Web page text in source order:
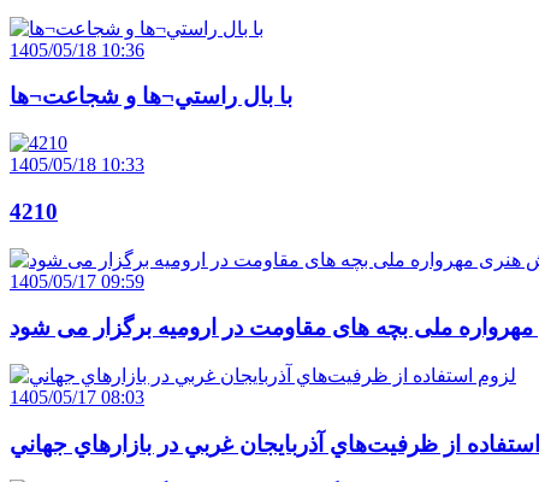
1405/05/18 10:36
با بال راستي¬ها و شجاعت¬ها
1405/05/18 10:33
4210
1405/05/17 09:59
ملی بچه های مقاومت در ارومیه برگزار می شود
1405/05/17 08:03
از ظرفيت‌هاي آذربايجان غربي در بازارهاي جهاني